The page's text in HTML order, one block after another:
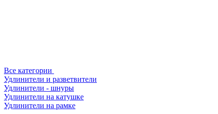
Все категории
Удлинители и разветвители
Удлинители - шнуры
Удлинители на катушке
Удлинители на рамке